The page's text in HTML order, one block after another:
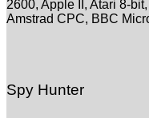
2600, Apple II, Atari 8-
Amstrad CPC, BBC
Spy Hunter